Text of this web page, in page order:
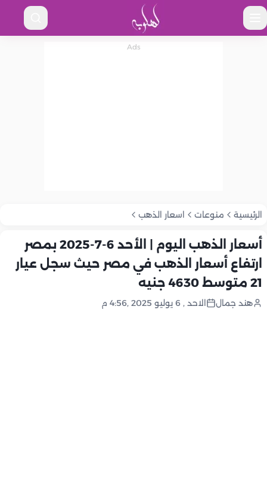
الرئيسية منوعات اسعار الذهب
أسعار الذهب اليوم | الأحد 6-7-2025 بمصر
ارتفاع أسعار الذهب في مصر حيث سجل عيار
21 متوسط 4630 جنيه
هند جمال الاحد , 6 يوليو 2025 ,4:56 م